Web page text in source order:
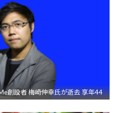
創設者 梅崎伸幸氏が逝去 享年44